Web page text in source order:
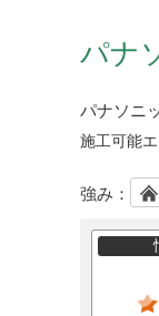
パナ
パナソニ
施工可能エ
強み：